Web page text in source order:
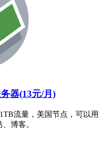
器(13元/月)
流量，美国节点，可以用
博客。